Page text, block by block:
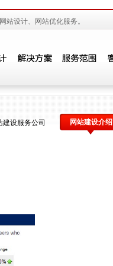
站设计、网站优化服务。
设服务公司 网站建设介绍